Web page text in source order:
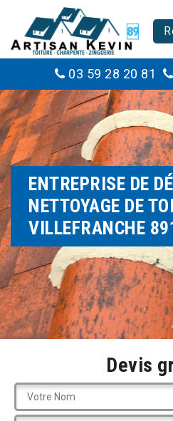
03 59 28 20 81
ENTREPRISE DE
NETTOYAGE DE
VILLEFRANCHE
Devis